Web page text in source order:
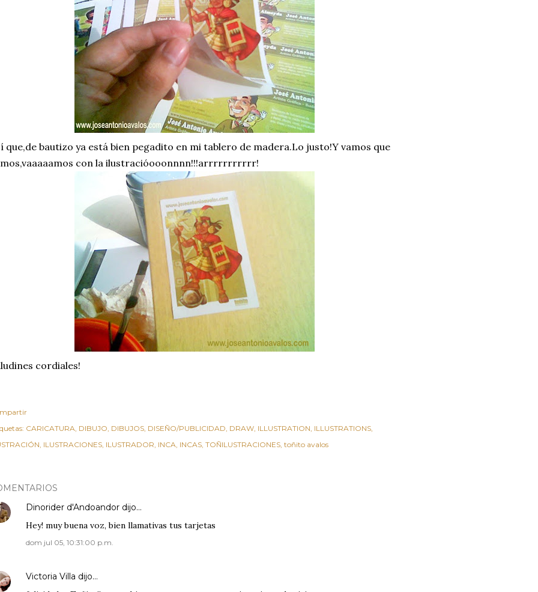
que,de bautizo ya está bien pegadito en mi tablero de madera.Lo justo!Y vamos que
con la ilustracióooonnnn!!!arrrrrrrrrrr!
cordiales!
CARICATURA DIBUJO DIBUJOS DISEÑO/PUBLICIDAD DRAW ILLUSTRATION ILLUSTRATIONS
ILUSTRACIONES ILUSTRADOR INCA INCAS TOÑILUSTRACIONES toñito avalos
Dinorider d'Andoandor dijo…
Hey! muy buena voz, bien llamativas tus tarjetas
dom jul 05, 10:31:00 p.m.
Victoria Villa dijo…